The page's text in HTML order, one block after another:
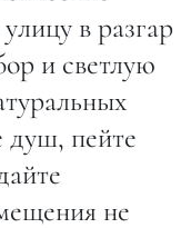
в разгар
и светлую
душ, пейте
не